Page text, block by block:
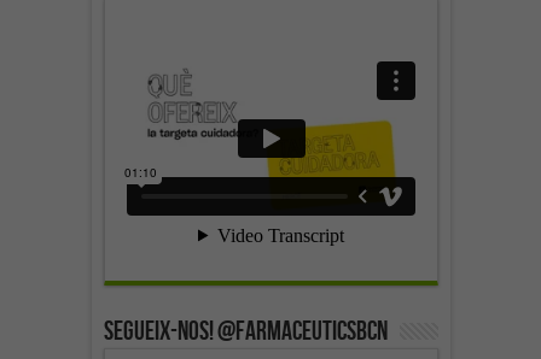
SEGUEIX-NOS! @farmaceuticsbcn